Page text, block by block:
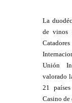
La
de vinos
Unión
valorado
21
Casino de